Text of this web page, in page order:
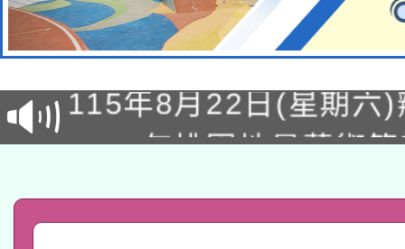
轉知經濟部水利署委託
業技術研究院辦理「
用水績優單位及節水達
動」
115年8月22日(星期六
桃園市孔廟祈福系列
開 智慧啟航」
2026年桃園地景藝術
關事宜
轉知教育部國民及學前